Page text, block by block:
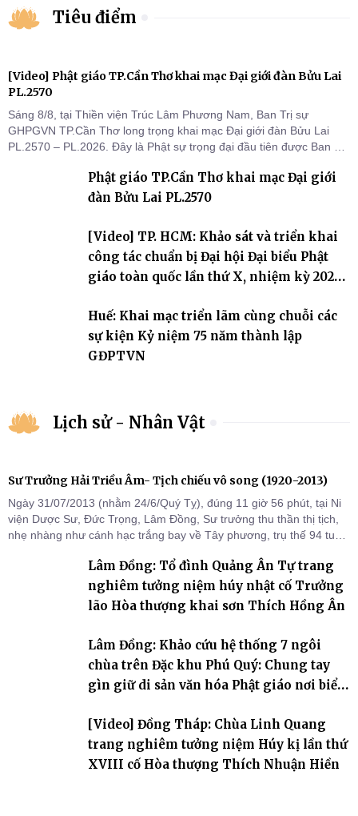
Tiêu điểm
[Video] Phật giáo TP.Cần Thơ khai mạc Đại giới đàn Bửu Lai
PL.2570
Sáng 8/8, tại Thiền viện Trúc Lâm Phương Nam, Ban Trị sự
GHPGVN TP.Cần Thơ long trọng khai mạc Đại giới đàn Bửu Lai
PL.2570 – PL.2026. Đây là Phật sự trọng đại đầu tiên được Ban Trị
thứ I, thể hiện sự quan tâm đối với công tác truyền giới, đào tạo
Tăng tài và tiếp nối mạng mạch Tăng-g
Phật giáo TP.Cần Thơ khai mạc Đại giới
đàn Bửu Lai PL.2570
[Video] TP. HCM: Khảo sát và triển khai
công tác chuẩn bị Đại hội Đại biểu Phật
giáo toàn quốc lần thứ X, nhiệm kỳ 2026-
Huế: Khai mạc triển lãm cùng chuỗi các
sự kiện Kỷ niệm 75 năm thành lập
GĐPTVN
Lịch sử - Nhân Vật
Sư Trưởng Hải Triều Âm- Tịch chiếu vô song (1920-2013)
Ngày 31/07/2013 (nhằm 24/6/Quý Tỵ), đúng 11 giờ 56 phút, tại Ni
viện Dược Sư, Đức Trọng, Lâm Đồng, Sư trưởng thu thần thị tịch,
nhẹ nhàng như cánh hạc trắng bay về Tây phương, trụ thế 94 tuổi
Lâm Đồng: Tổ đình Quảng Ân Tự trang
nghiêm tưởng niệm húy nhật cố Trưởng
lão Hòa thượng khai sơn Thích Hồng Ân
Lâm Đồng: Khảo cứu hệ thống 7 ngôi
chùa trên Đặc khu Phú Quý: Chung tay
gìn giữ di sản văn hóa Phật giáo nơi biển
[Video] Đồng Tháp: Chùa Linh Quang
trang nghiêm tưởng niệm Húy kị lần thứ
XVIII cố Hòa thượng Thích Nhuận Hiền